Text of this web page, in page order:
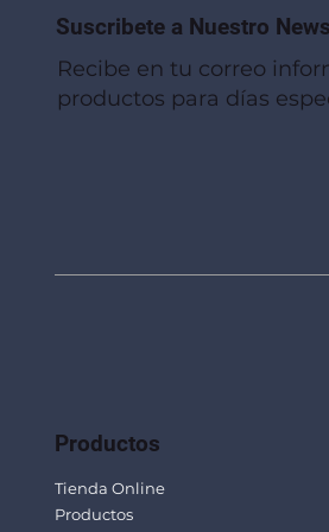
Suscribete a Nuestro
Recibe en tu correo
productos para días
Productos
Tienda Online
Productos